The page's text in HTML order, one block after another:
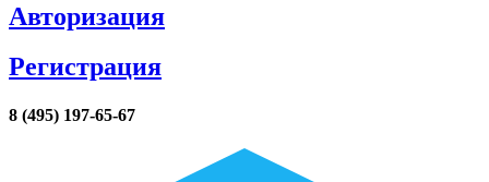
Авторизация
Регистрация
8 (495) 197-65-67